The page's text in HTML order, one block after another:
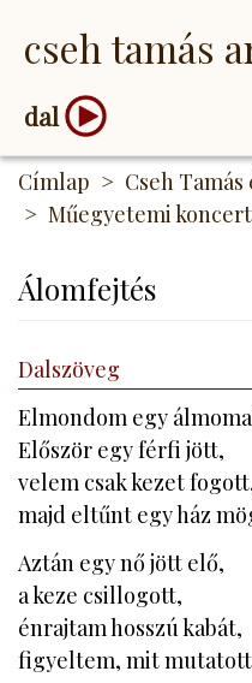
cseh tamás
dal
Címlap Cseh Tamás
Műegyetemi
Álomfejtés
Dalszöveg
Elmondom egy
Először egy férfi jött,
velem csak kezet
majd eltűnt egy ház
Aztán egy nő jött elő,
a keze csillogott,
énrajtam hosszú kabát,
figyeltem, mit